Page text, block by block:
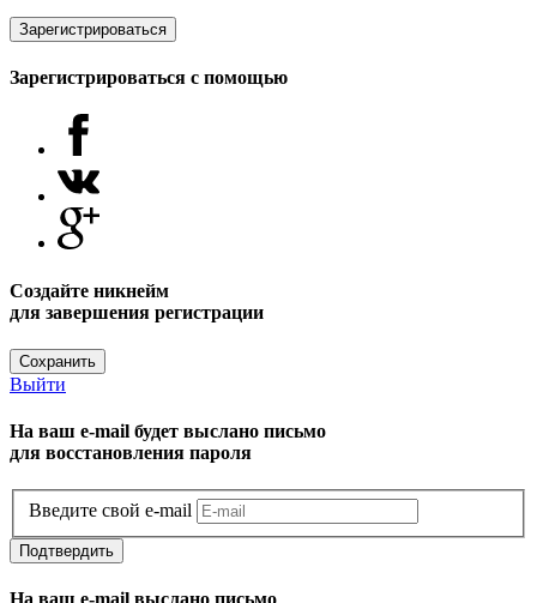
Зарегистрироваться
Зарегистрироваться с помощью
Создайте никнейм
для завершения регистрации
Сохранить
Выйти
На ваш e-mail будет выслано письмо
для восстановления пароля
Введите свой e-mail
Подтвердить